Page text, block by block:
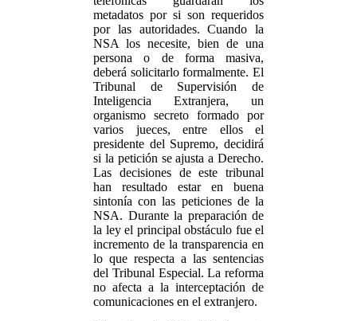
metadatos por si son requeridos
por las autoridades. Cuando la
NSA los necesite, bien de una
persona o de forma masiva,
deberá solicitarlo formalmente. El
Tribunal de Supervisión de
Inteligencia Extranjera, un
organismo secreto formado por
varios jueces, entre ellos el
presidente del Supremo, decidirá
si la petición se ajusta a Derecho.
Las decisiones de este tribunal
han resultado estar en buena
sintonía con las peticiones de la
NSA. Durante la preparación de
la ley el principal obstáculo fue el
incremento de la transparencia en
lo que respecta a las sentencias
del Tribunal Especial. La reforma
no afecta a la interceptación de
comunicaciones en el extranjero.